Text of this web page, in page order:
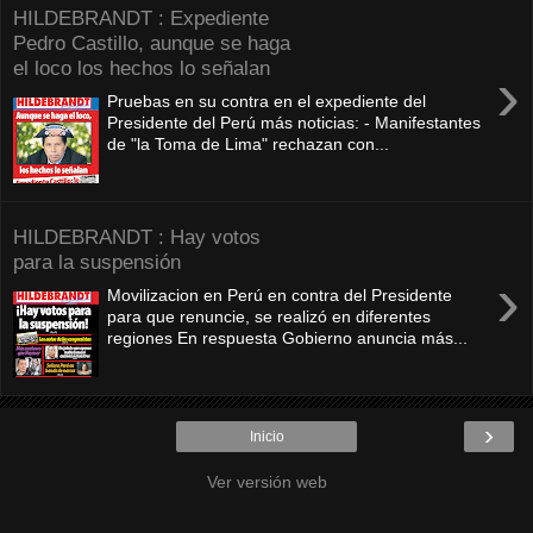
HILDEBRANDT : Expediente
Pedro Castillo, aunque se haga
el loco los hechos lo señalan
›
Pruebas en su contra en el expediente del
Presidente del Perú más noticias: - Manifestantes
de "la Toma de Lima" rechazan con...
HILDEBRANDT : Hay votos
para la suspensión
›
Movilizacion en Perú en contra del Presidente
para que renuncie, se realizó en diferentes
regiones En respuesta Gobierno anuncia más...
›
Inicio
Ver versión web